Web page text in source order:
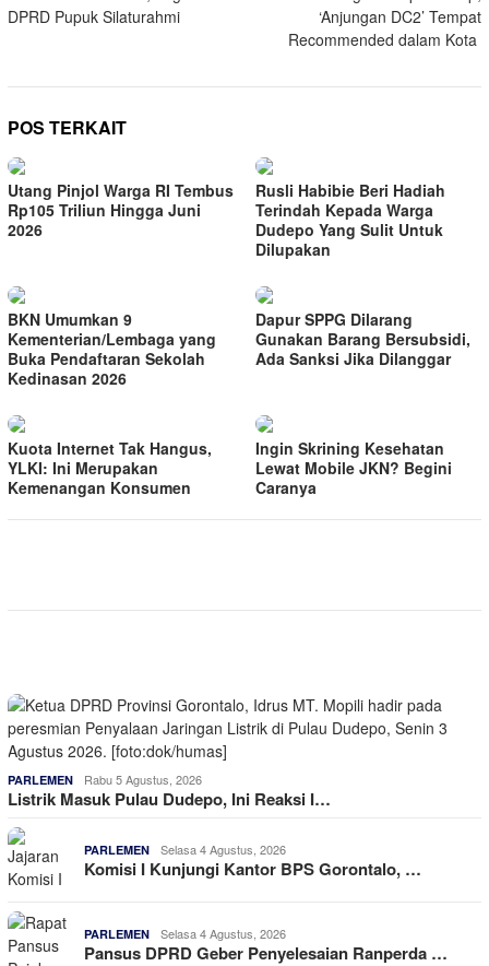
DPRD Pupuk Silaturahmi
‘Anjungan DC2’ Tempat
Recommended dalam Kota
POS TERKAIT
Utang Pinjol Warga RI Tembus
Rp105 Triliun Hingga Juni
2026
Rusli Habibie Beri Hadiah
Terindah Kepada Warga
Dudepo Yang Sulit Untuk
Dilupakan
BKN Umumkan 9
Kementerian/Lembaga yang
Buka Pendaftaran Sekolah
Kedinasan 2026
Dapur SPPG Dilarang
Gunakan Barang Bersubsidi,
Ada Sanksi Jika Dilanggar
Kuota Internet Tak Hangus,
YLKI: Ini Merupakan
Kemenangan Konsumen
Ingin Skrining Kesehatan
Lewat Mobile JKN? Begini
Caranya
PARLEMEN Rabu 5 Agustus, 2026
Listrik Masuk Pulau Dudepo, Ini Reaksi I…
PARLEMEN Selasa 4 Agustus, 2026
Komisi I Kunjungi Kantor BPS Gorontalo, …
PARLEMEN Selasa 4 Agustus, 2026
Pansus DPRD Geber Penyelesaian Ranperda …